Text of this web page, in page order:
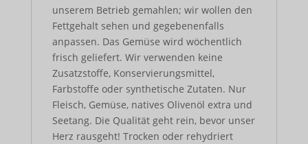
unserem Betrieb gemahlen; wir wollen den
Fettgehalt sehen und gegebenenfalls
anpassen. Das Gemüse wird wöchentlich
frisch geliefert. Wir verwenden keine
Zusatzstoffe, Konservierungsmittel,
Farbstoffe oder synthetische Zutaten. Nur
Fleisch, Gemüse, natives Olivenöl extra und
Seetang. Die Qualität geht rein, bevor unser
Herz rausgeht! Trocken oder rehydriert